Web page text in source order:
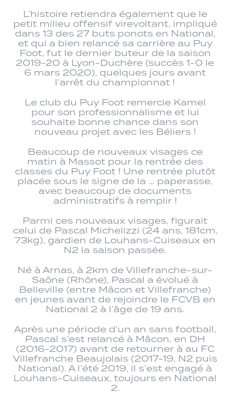
L’histoire retiendra également que le
petit milieu offensif virevoltant, impliqué
dans 13 des 27 buts ponots en National,
et qui a bien relancé sa carrière au Puy
Foot, fut le dernier buteur de la saison
2019-20 à Lyon-Duchère (succès 1-0 le
6 mars 2020), quelques jours avant
l’arrêt du championnat !
Le club du Puy Foot remercie Kamel
pour son professionnalisme et lui
souhaite bonne chance dans son
nouveau projet avec les Béliers !
Beaucoup de nouveaux visages ce
matin à Massot pour la rentrée des
classes du Puy Foot ! Une rentrée plutôt
placée sous le signe de la … paperasse,
avec beaucoup de documents
administratifs à remplir !
Parmi ces nouveaux visages, figurait
celui de Pascal Michelizzi (24 ans, 181cm,
73kg), gardien de Louhans-Cuiseaux en
N2 la saison passée.
Né à Arnas, à 2km de Villefranche-sur-
Saône (Rhône), Pascal a évolué à
Belleville (entre Mâcon et Villefranche)
en jeunes avant de rejoindre le FCVB en
National 2 à l’âge de 19 ans.
Après une période d’un an sans football,
Pascal s’est relancé à Mâcon, en DH
(2016-2017) avant de retourner à au FC
Villefranche Beaujolais (2017-19, N2 puis
National). A l’été 2019, il s’est engagé à
Louhans-Cuiseaux, toujours en National
2.